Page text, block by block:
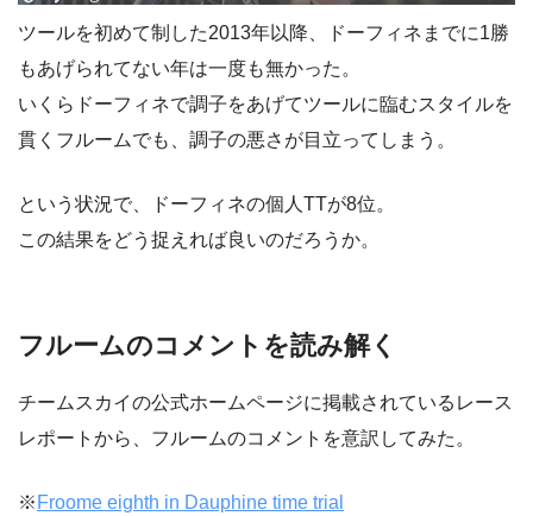
ツールを初めて制した2013年以降、ドーフィネまでに1勝
もあげられてない年は一度も無かった。
いくらドーフィネで調子をあげてツールに臨むスタイルを
貫くフルームでも、調子の悪さが目立ってしまう。
という状況で、ドーフィネの個人TTが8位。
この結果をどう捉えれば良いのだろうか。
フルームのコメントを読み解く
チームスカイの公式ホームページに掲載されているレース
レポートから、フルームのコメントを意訳してみた。
※ Froome eighth in Dauphine time trial